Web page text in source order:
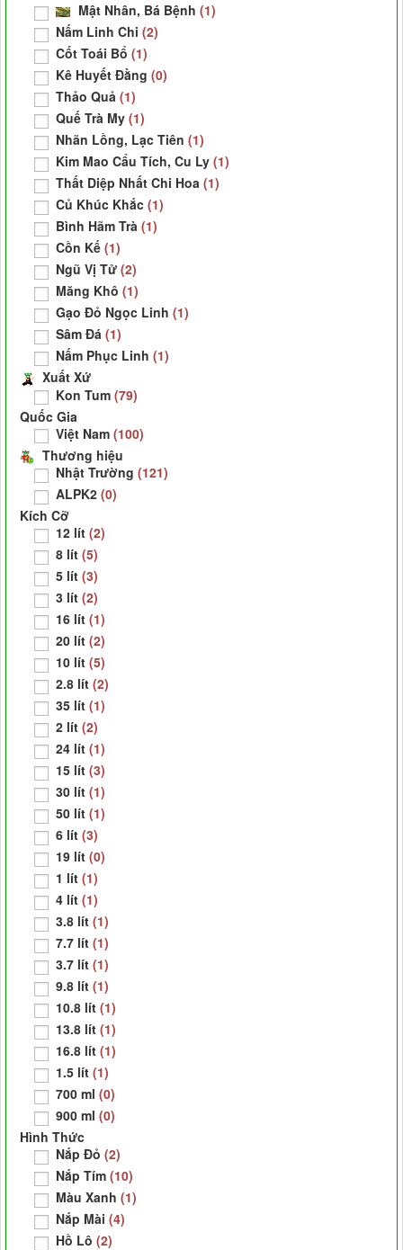
Mật Nhân, Bá Bệnh (1)
Nấm Linh Chi (2)
Cốt Toái Bổ (1)
Kê Huyết Đằng (0)
Thảo Quả (1)
Quế Trà My (1)
Nhãn Lồng, Lạc Tiên (1)
Kim Mao Cẩu Tích, Cu Ly (1)
Thất Diệp Nhất Chi Hoa (1)
Củ Khúc Khắc (1)
Bình Hãm Trà (1)
Cồn Kế (1)
Ngũ Vị Tử (2)
Măng Khô (1)
Gạo Đỏ Ngọc Linh (1)
Sâm Đá (1)
Nấm Phục Linh (1)
Xuất Xứ
Kon Tum (79)
Quốc Gia
Việt Nam (100)
Thương hiệu
Nhật Trường (121)
ALPK2 (0)
Kích Cỡ
12 lít (2)
8 lít (5)
5 lít (3)
3 lít (2)
16 lít (1)
20 lít (2)
10 lít (5)
2.8 lít (2)
35 lít (1)
2 lít (2)
24 lít (1)
15 lít (3)
30 lít (1)
50 lít (1)
6 lít (3)
19 lít (0)
1 lít (1)
4 lít (1)
3.8 lít (1)
7.7 lít (1)
3.7 lít (1)
9.8 lít (1)
10.8 lít (1)
13.8 lít (1)
16.8 lít (1)
1.5 lít (1)
700 ml (0)
900 ml (0)
Hình Thức
Nắp Đỏ (2)
Nắp Tím (10)
Màu Xanh (1)
Nắp Mài (4)
Hồ Lô (2)